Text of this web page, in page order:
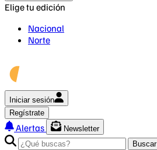
Elige tu edición
Nacional
Norte
Iniciar sesión
Regístrate
Alertas
Newsletter
Buscar